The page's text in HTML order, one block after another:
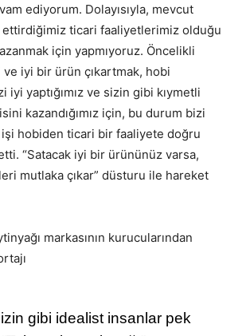
ediyorum. Dolayısıyla, mevcut
ettirdiğimiz ticari faaliyetlerimiz olduğu
için yapmıyoruz. Öncelikli
iyi bir ürün çıkartmak, hobi
yaptığımız ve sizin gibi kıymetli
kazandığımız için, bu durum bizi
hobiden ticari bir faaliyete doğru
“Satacak iyi bir ürününüz varsa,
mutlaka çıkar” düsturu ile hareket
gibi idealist insanlar pek